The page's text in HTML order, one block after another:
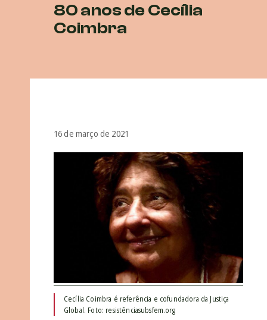
80 anos de Cecília
Coimbra
16 de março de 2021
Cecília Coimbra é referência e cofundadora da Justiça
Global. Foto: resistênciasubsfem.org